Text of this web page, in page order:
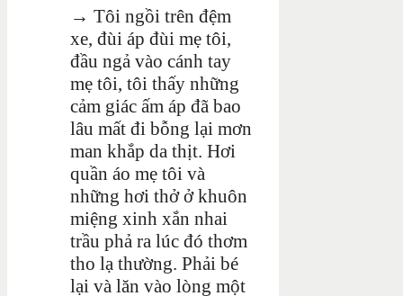
→ Tôi ngồi trên đệm
xe, đùi áp đùi mẹ tôi,
đầu ngả vào cánh tay
mẹ tôi, tôi thấy những
cảm giác ấm áp đã bao
lâu mất đi bỗng lại mơn
man khắp da thịt. Hơi
quần áo mẹ tôi và
những hơi thở ở khuôn
miệng xinh xắn nhai
trầu phả ra lúc đó thơm
tho lạ thường. Phải bé
lại và lăn vào lòng một